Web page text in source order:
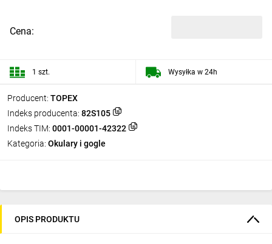
Producent: TOPEX
Indeks producenta: 82S105
Indeks TIM: 0001-00001-42322
Kategoria: Okulary i gogle
Cena:
1 szt. Wysyłka w 24h
OPIS PRODUKTU